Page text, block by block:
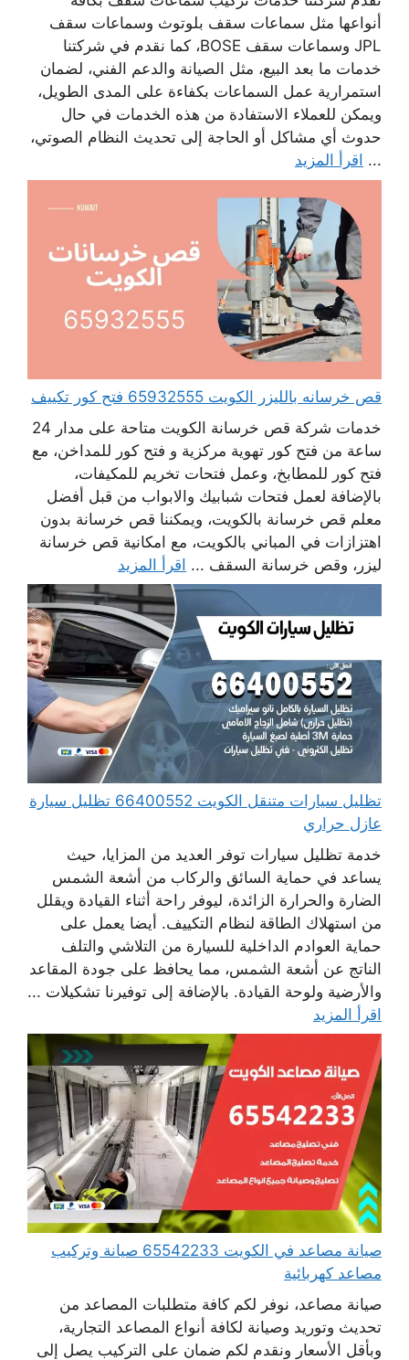
أنواعها مثل سماعات سقف بلوتوث وسماعات سقف
JPL وسماعات سقف BOSE، كما نقدم في شركتنا
خدمات ما بعد البيع، مثل الصيانة والدعم الفني، لضمان
استمرارية عمل السماعات بكفاءة على المدى الطويل،
ويمكن للعملاء الاستفادة من هذه الخدمات في حال
حدوث أي مشاكل أو الحاجة إلى تحديث النظام الصوتي،
... اقرأ المزيد
قص خرسانه بالليزر الكويت 65932555 فتح كور تكييف
خدمات شركة قص خرسانة الكويت متاحة على مدار 24
ساعة من فتح كور تهوية مركزية و فتح كور للمداخن، مع
فتح كور للمطابخ، وعمل فتحات تخريم للمكيفات،
بالإضافة لعمل فتحات شبابيك والابواب من قبل أفضل
معلم قص خرسانة بالكويت، ويمكننا قص خرسانة بدون
اهتزازات في المباني بالكويت، مع امكانية قص خرسانة
ليزر، وقص خرسانة السقف ... اقرأ المزيد
تظليل سيارات متنقل الكويت 66400552 تظليل سيارة
عازل حراري
خدمة تظليل سيارات توفر العديد من المزايا، حيث
يساعد في حماية السائق والركاب من أشعة الشمس
الضارة والحرارة الزائدة، ليوفر راحة أثناء القيادة ويقلل
من استهلاك الطاقة لنظام التكييف. أيضا يعمل على
حماية العوادم الداخلية للسيارة من التلاشي والتلف
الناتج عن أشعة الشمس، مما يحافظ على جودة المقاعد
والأرضية ولوحة القيادة. بالإضافة إلى توفيرنا تشكيلات ...
اقرأ المزيد
صيانة مصاعد في الكويت 65542233 صيانة وتركيب
مصاعد كهربائية
صيانة مصاعد، نوفر لكم كافة متطلبات المصاعد من
تحديث وتوريد وصيانة لكافة أنواع المصاعد التجارية،
وبأقل الأسعار ونقدم لكم ضمان على التركيب يصل إلى